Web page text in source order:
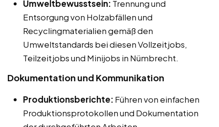
Umweltbewusstsein: Trennung und
Entsorgung von Holzabfällen und
Recyclingmaterialien gemäß den
Umweltstandards bei diesen Vollzeitjobs,
Teilzeitjobs und Minijobs in Nümbrecht.
Dokumentation und Kommunikation
Produktionsberichte: Führen von einfachen
Produktionsprotokollen und Dokumentation